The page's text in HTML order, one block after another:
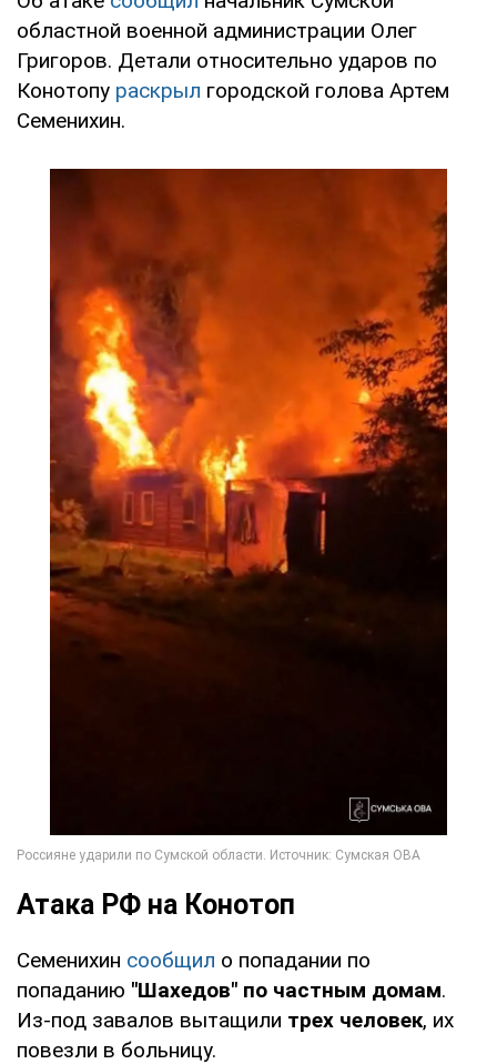
областной военной администрации Олег
Григоров. Детали относительно ударов по
Конотопу раскрыл городской голова Артем
Семенихин.
Атака РФ на Конотоп
Семенихин сообщил о попадании по
попаданию "Шахедов" по частным домам.
Из-под завалов вытащили трех человек, их
повезли в больницу.